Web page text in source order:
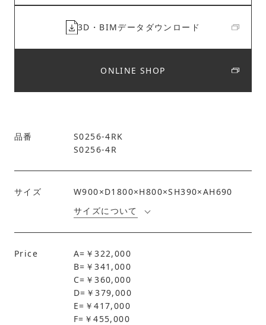
3D・BIMデータダウンロード
ONLINE SHOP
品番
S0256-4RK
S0256-4R
サイズ
W900×D1800×H800×SH390×AH690
サイズについて
Price
A=￥322,000
B=￥341,000
C=￥360,000
D=￥379,000
E=￥417,000
F=￥455,000